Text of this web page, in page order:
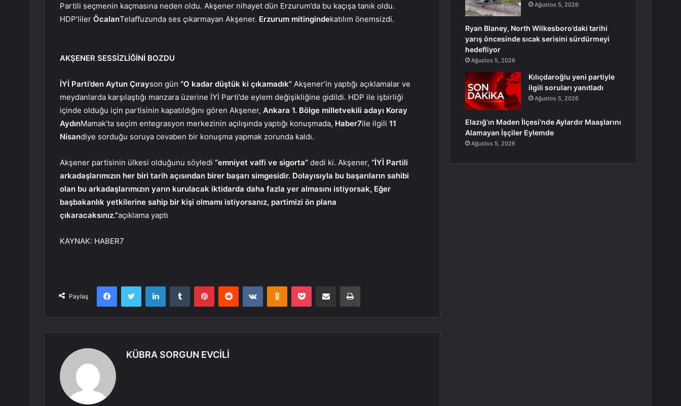
Partili seçmenin kaçmasına neden oldu. Akşener nihayet dün Erzurum’da bu kaçışa tanık oldu.
HDP’liler ÖcalanTelaffuzunda ses çıkarmayan Akşener. Erzurum mitingindekatılım önemsizdi.
AKŞENER SESSİZLİĞİNİ BOZDU
İYİ Parti’den Aytun Çırayson gün “O kadar düştük ki çıkamadık” Akşener’in yaptığı açıklamalar ve
meydanlarda karşılaştığı manzara üzerine İYİ Parti’de eylem değişikliğine gidildi. HDP ile işbirliği
içinde olduğu için partisinin kapatıldığını gören Akşener, Ankara 1. Bölge milletvekili adayı Koray
AydınMamak’ta seçim entegrasyon merkezinin açılışında yaptığı konuşmada, Haber7ile ilgili 11
Nisandiye sorduğu soruya cevaben bir konuşma yapmak zorunda kaldı.
Akşener partisinin ülkesi olduğunu söyledi “emniyet valfi ve sigorta” dedi ki. Akşener, “İYİ Partili
arkadaşlarımızın her biri tarih açısından birer başarı simgesidir. Dolayısıyla bu başarıların sahibi
olan bu arkadaşlarımızın yarın kurulacak iktidarda daha fazla yer almasını istiyorsak, Eğer
başbakanlık yetkilerine sahip bir kişi olmamı istiyorsanız, partimizi ön plana
çıkaracaksınız.”açıklama yaptı
KAYNAK: HABER7
Paylaş
FacebookTwitter LinkedInTumblr PinterestReddit VKontakteOdnoklassniki
Pocket E-Posta ile paylaş Yazdır
KÜBRA SORGUN EVCİLİ
Ağustos 5, 2026
Ryan Blaney, North Wilkesboro’daki tarihi
yarış öncesinde sıcak serisini sürdürmeyi
hedefliyor
Ağustos 5, 2026
Kılıçdaroğlu yeni partiyle
ilgili soruları yanıtladı
Ağustos 5, 2026
Elazığ’ın Maden İlçesi’nde Aylardır Maaşlarını
Alamayan İşçiler Eylemde
Ağustos 5, 2026